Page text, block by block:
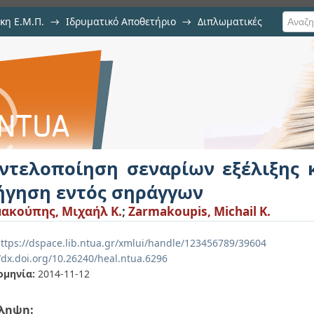
Ε.Μ.Π. → Ιδρυματικό Αποθετήριο → Διπλωματικές
εξέλιξης κινδύνων κατά
σεναρίων εξέλιξης
εντός σηράγγων
Μιχαήλ Κ.; Zarmakoupis, Michail K.
dspace.lib.ntua.gr/xmlui/handle/123456789/39604
10.26240/heal.ntua.6296
2014-11-12